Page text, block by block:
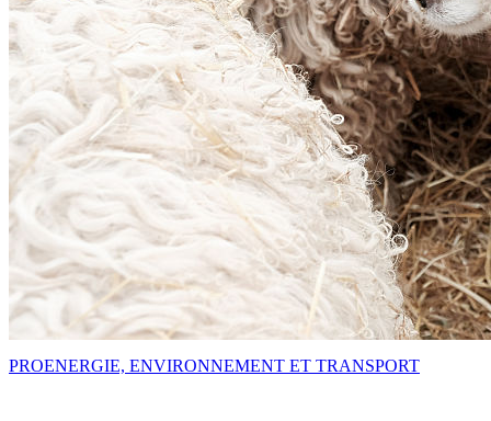
PROENERGIE, ENVIRONNEMENT ET TRANSPORT